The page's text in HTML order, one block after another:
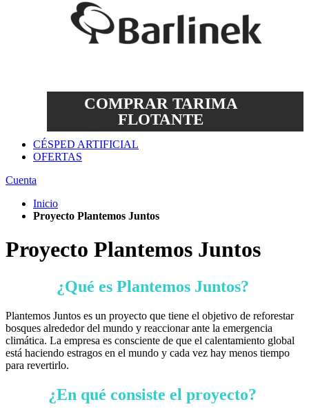
COMPRAR TARIMA
FLOTANTE
CÉSPED ARTIFICIAL
OFERTAS
Cuenta
Inicio
Proyecto Plantemos Juntos
Proyecto Plantemos Juntos
¿Qué es Plantemos Juntos?
Plantemos Juntos es un proyecto que tiene el objetivo de reforestar
bosques alrededor del mundo y reaccionar ante la emergencia
climática. La empresa es consciente de que el calentamiento global
está haciendo estragos en el mundo y cada vez hay menos tiempo
para revertirlo.
¿En qué consiste el proyecto?